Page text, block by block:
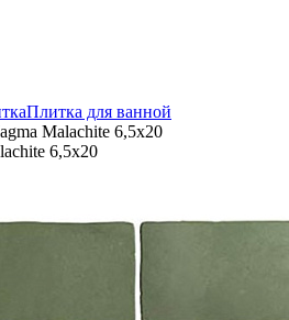
Плитка для ванной
Malachite 6,5x20
6,5x20